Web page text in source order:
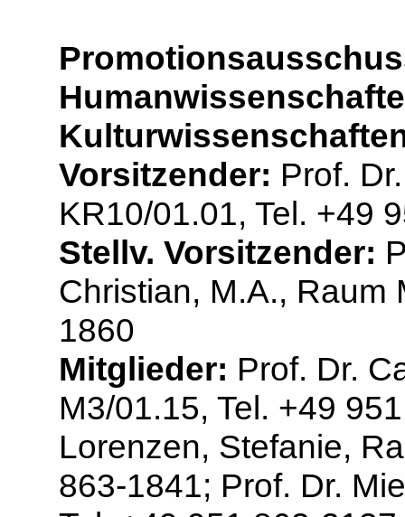
Vorsitzender: Prof.
KR10/01.01, Tel. +49
Stellv. Vorsitzender:
Christian, M.A., Raum
1860
Mitglieder: Prof. Dr.
M3/01.15, Tel. +49
Lorenzen, Stefanie,
863-1841; Prof. Dr.